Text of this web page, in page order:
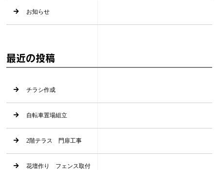
お知らせ
最近の投稿
チラシ作成
自転車置場組立
2階テラス 門扉工事
花壇作り フェンス取付